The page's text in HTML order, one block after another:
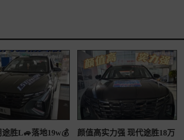
胜L🚙落地19w💰
颜值高实力强 现代途胜18万